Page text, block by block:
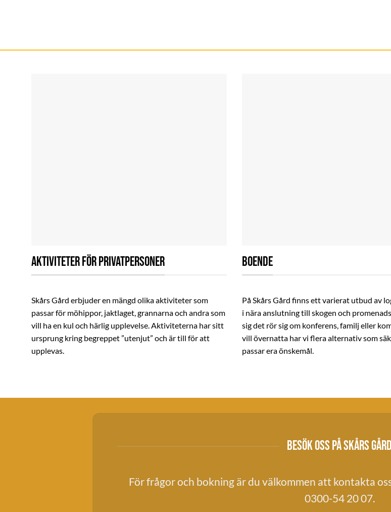
AKTIVITETER FÖR PRIVATPERSONER
Skårs Gård erbjuder en mängd olika aktiviteter som
passar för möhippor, jaktlaget, grannarna och andra som
vill ha en kul och härlig upplevelse. Aktiviteterna har sitt
ursprung kring begreppet ”utenjut” och är till för att
upplevas.
BOENDE
På Skårs Gård finns ett varierat utbud av
i nära anslutning till skogen och
sig det rör sig om konferens, familj eller
vill övernatta har vi flera alternativ som
passar era önskemål.
BESÖK OSS PÅ SKÅRS GÅRD
För frågor och bokning är du välkommen att kontakta
0300-54 20 07.